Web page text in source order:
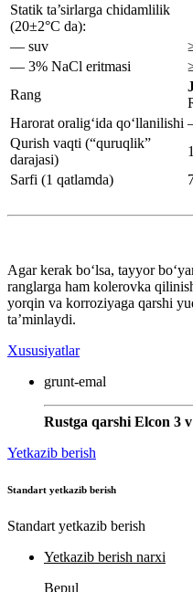
Statik ta’sirlarga chidamlilik
(20±2°C da):
— suv
— 3% NaCl eritmasi
Rang
Harorat oralig‘ida qo‘llanilishi
Qurish vaqti (“quruqlik”
darajasi)
Sarfi (1 qatlamda)
Agar kerak bo‘lsa, tayyor
ranglarga ham kolerovka
yorqin va korroziyaga qarshi
ta’minlaydi.
Xususiyatlar
grunt-emal
Rustga qarshi Elcon 3 v
Yetkazib berish
Standart yetkazib berish
Standart yetkazib berish
Yetkazib berish narxi
Bepul